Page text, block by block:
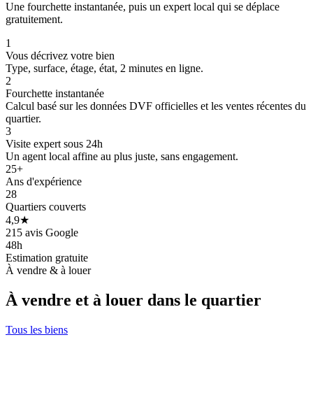
Une fourchette instantanée, puis un expert local qui se déplace
gratuitement.
1
Vous décrivez votre bien
Type, surface, étage, état, 2 minutes en ligne.
2
Fourchette instantanée
Calcul basé sur les données DVF officielles et les ventes récentes du
quartier.
3
Visite expert sous 24h
Un agent local affine au plus juste, sans engagement.
25+
Ans d'expérience
28
Quartiers couverts
4,9★
215 avis Google
48h
Estimation gratuite
À vendre & à louer
À vendre et à louer dans le quartier
Tous les biens